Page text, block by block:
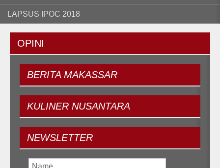
LAPSUS IPOC 2018
OPINI
BERITAMAKASSAR
KULINER NUSANTARA
NEWSLETTER